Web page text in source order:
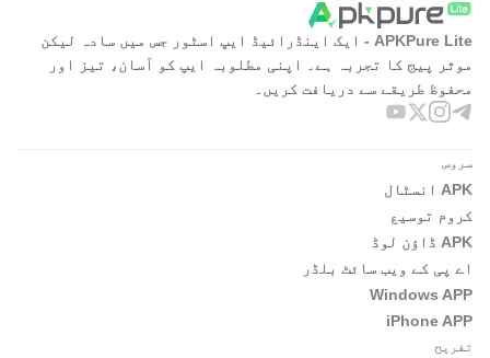
APKPure Lite - ایک اینڈرائیڈ ایپ اسٹور جس میں سادہ لیکن
موثر پیج کا تجربہ ہے۔ اپنی مطلوبہ ایپ کو آسان، تیز اور
محفوظ طریقے سے دریافت کریں۔
سروس
APK انسٹال
کروم توسیع
APK ڈاؤن لوڈ
اے پی کے ویب سائٹ بلڈر
Windows APP
iPhone APP
تفریح